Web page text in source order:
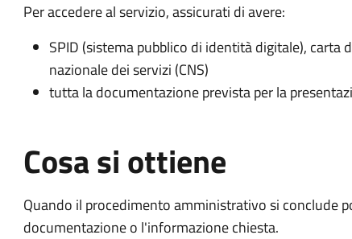
Per accedere al servizio, assicurati di avere:
SPID (sistema pubblico di identità digitale), carta
nazionale dei servizi (CNS)
tutta la documentazione prevista per la
Cosa si ottiene
Quando il procedimento amministrativo si conclude
documentazione o l'informazione chiesta.